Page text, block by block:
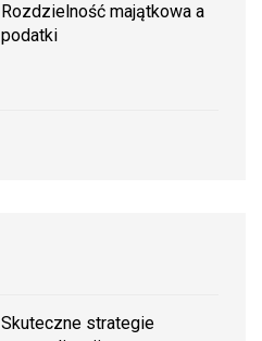
Rozdzielność majątkowa a
podatki
Skuteczne strategie